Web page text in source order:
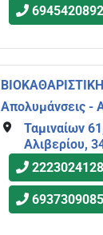
6945420892
Απολυμάνσεις -
Ταμιναίων
Αλιβερίου,
2223024128
6937309085